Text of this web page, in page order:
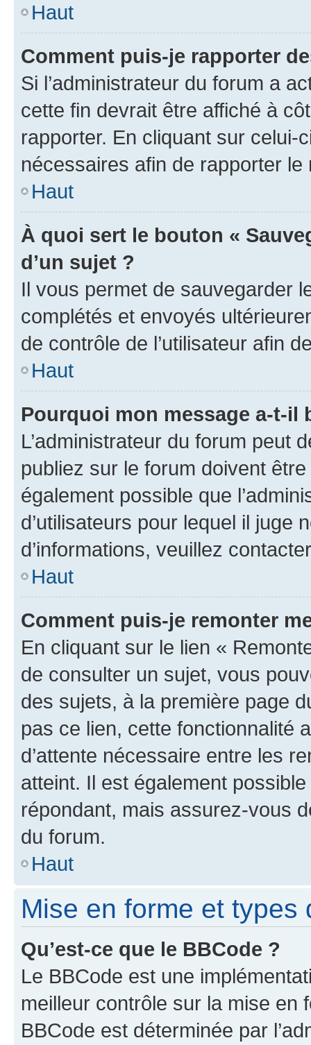
Haut
Comment puis-je rapporter
Si l’administrateur du forum a
cette fin devrait être affiché à
rapporter. En cliquant sur
nécessaires afin de rapporter le
Haut
À quoi sert le bouton «
d’un sujet ?
Il vous permet de sauvegarder
complétés et envoyés
de contrôle de l’utilisateur afin
Haut
Pourquoi mon message a-t-il
L’administrateur du forum peut
publiez sur le forum doivent
également possible que
d’utilisateurs pour lequel il juge
d’informations, veuillez
Haut
Comment puis-je remonter
En cliquant sur le lien «
de consulter un sujet, vous
des sujets, à la première page
pas ce lien, cette fonctionnalité
d’attente nécessaire entre les
atteint. Il est également
répondant, mais assurez-vous
du forum.
Haut
Mise en forme et types
Qu’est-ce que le BBCode ?
Le BBCode est une
meilleur contrôle sur la mise en
BBCode est déterminée par